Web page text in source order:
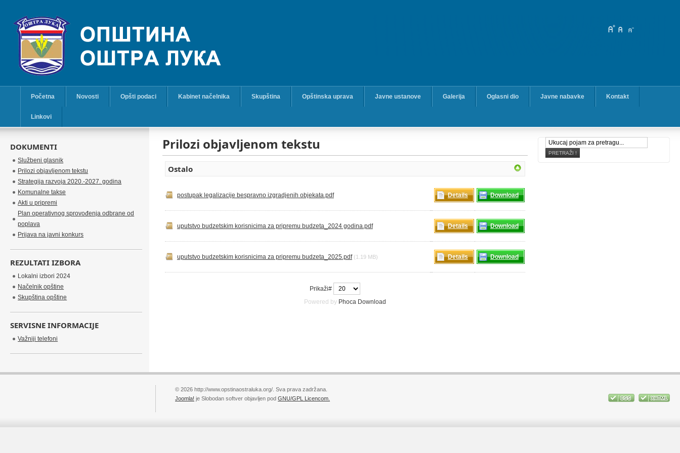
Početna Novosti Opšti podaci Kabinet načelnika Skupština Opštinska uprava Javne ustanove Galerija Oglasni dio Javne nabavke Kontakt
Linkovi
Prilozi objavljenom tekstu
Ostalo
postupak legalizacije bespravno izgradjenih objekata.pdf Details Download
uputstvo budzetskim korisnicima za pripremu budzeta_2024 godina.pdf Details Download
uputstvo budzetskim korisnicima za pripremu budzeta_2025.pdf (1.19 MB) Details Download
Prikaži#
Powered by Phoca Download
DOKUMENTI
Službeni glasnik
Prilozi objavljenom tekstu
Strategija razvoja 2020.-2027. godina
Komunalne takse
Akti u pripremi
Plan operativnog sprovođenja odbrane od
poplava
Prijava na javni konkurs
REZULTATI IZBORA
Lokalni izbori 2024
Načelnik opštine
Skupština opštine
SERVISNE INFORMACIJE
Važniji telefoni
© 2026 http://www.opstinaostraluka.org/. Sva prava zadržana.
Joomla! je Slobodan softver objavljen podGNU/GPL Licencom.